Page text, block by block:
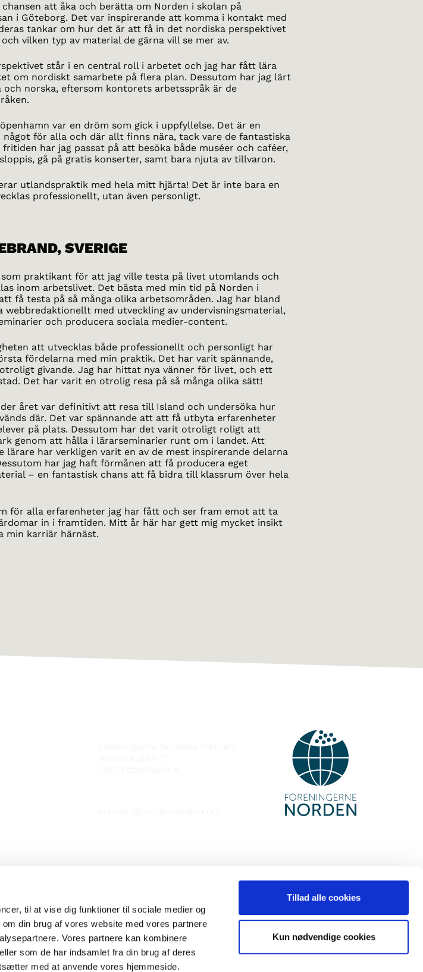
til at vise dig funktioner til sociale medier og
din brug af vores website med vores partnere
Vores partnere kan kombinere
som de har indsamlet fra din brug af deres
med at anvende vores hjemmeside.
Tillad alle cookies
Kun nødvendige cookies
chansen att åka och berätta om Norden i skolan på
i Göteborg. Det var inspirerande att komma i kontakt med
tankar om hur det är att få in det nordiska perspektivet
vilken typ av material de gärna vill se mer av.
står i en central roll i arbetet och jag har fått lära
om nordiskt samarbete på flera plan. Dessutom har jag lärt
och norska, eftersom kontorets arbetsspråk är de
var en dröm som gick i uppfyllelse. Det är en
för alla och där allt finns nära, tack vare de fantastiska
fritiden har jag passat på att besöka både muséer och caféer,
gå på gratis konserter, samt bara njuta av tillvaron.
utlandspraktik med hela mitt hjärta! Det är inte bara en
professionellt, utan även personligt.
SVERIGE
praktikant för att jag ville testa på livet utomlands och
inom arbetslivet. Det bästa med min tid på Norden i
få testa på så många olika arbetsområden. Jag har bland
webbredaktionellt med utveckling av undervisningsmaterial,
och producera sociala medier-content.
att utvecklas både professionellt och personligt har
fördelarna med min praktik. Det har varit spännande,
givande. Jag har hittat nya vänner för livet, och ett
Det har varit en otrolig resa på så många olika sätt!
året var definitivt att resa till Island och undersöka hur
där. Det var spännande att att få utbyta erfarenheter
på plats. Dessutom har det varit otroligt roligt att
genom att hålla i lärarseminarier runt om i landet. Att
lärare har verkligen varit en av de mest inspirerande delarna
har jag haft förmånen att få producera eget
– en fantastisk chans att få bidra till klassrum över hela
för alla erfarenheter jag har fått och ser fram emot att ta
in i framtiden. Mitt år här har gett mig mycket insikt
min karriär härnäst.